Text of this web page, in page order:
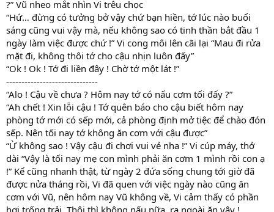
?” Vũ nheo mắt nhìn Vi trêu chọc
“Hứ… đừng có tưởng bở vậy chứ bạn hiền, tớ lúc nào buổi
sáng cũng vui vậy mà, nếu không sao có tinh thần bắt đầu 1
ngày làm việc được chứ !” Vi cong môi lên cãi lại “Mau đi rửa
mặt đi, không thôi tớ cho cậu nhịn luôn đấy”
“Ok ! Ok ! Tớ đi liền đây ! Chờ tớ một lát !”
------------------------------
“Alo ! Cậu về chưa ? Hôm nay tớ có nấu cơm tối đấy ?”
“Ah chết ! Xin lỗi cậu ! Tớ quên báo cho cậu biết hôm nay
phòng tớ mới có sếp mới, cả phòng định mở tiệc để chào đón
sếp. Nên tối nay tớ không ăn cơm với cậu được”
“Ừ không sao ! Vậy cậu đi chơi vui vẻ nha !” Vi cúp máy, thở
dài “Vậy là tối nay mẹ con mình phải ăn cơm 1 mình rồi con ạ
!” Kể cũng nhanh thật, từ ngày 2 đứa sống chung tới giờ đã
được nửa tháng rồi, Vi đã quen với việc ngày nào cũng ăn
cơm với Vũ, nên hôm nay Vũ không về, Vi cảm thấy có phần
hơi trống trải. Thôi thì không nấu nữa, ra ngoài ăn vậy !